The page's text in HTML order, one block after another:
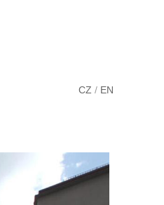
CZ / EN